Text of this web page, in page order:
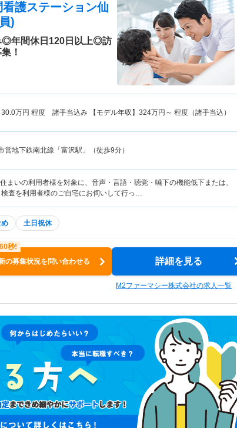
護ステーション仙
)
◎年間休日120日以上◎訪
！
30.0万円 程度 諸手当込み 【モデル年収】 324万円～ 程度（諸手当込）
営地下鉄南北線「富沢駅」（徒歩9分）
まいの利用者様を対象に、音声・言語・聴覚・嚥下の機能低下または、
査を利用者様のご自宅にお伺いして行っ…
土日祝休
の募集状況を問い合わせる 詳細を見る
M2ファーマシー株式会社の求人一覧